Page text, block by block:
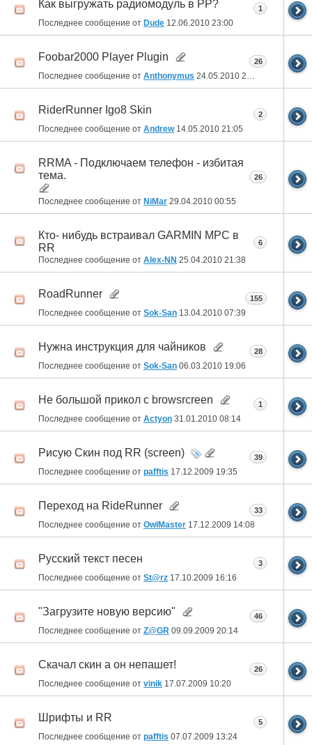
Как выгружать радиомодуль в РР?
Последнее сообщение от Dude 12.06.2010 23:00
1
Foobar2000 Player Plugin
Последнее сообщение от Anthonymus 24.05.2010 21:58
26
RiderRunner Igo8 Skin
Последнее сообщение от Andrew14.05.2010 21:05
2
RRMA - Подключаем телефон - избитая
тема.
Последнее сообщение от NiMar 29.04.2010 00:55
26
Кто- нибудь встраивал GARMIN MPC в
RR
Последнее сообщение от Alex-NN 25.04.2010 21:38
6
RoadRunner
Последнее сообщение от Sok-San 13.04.2010 07:39
155
Нужна инструкция для чайников
Последнее сообщение от Sok-San 06.03.2010 19:06
28
Не большой прикол c browsrcreen
Последнее сообщение от Actyon 31.01.2010 08:14
1
Рисую Скин под RR (screen)
Последнее сообщение от pafftis 17.12.2009 19:35
39
Переход на RideRunner
Последнее сообщение от OwlMaster 17.12.2009 14:08
33
Русский текст песен
Последнее сообщение от St@rz 17.10.2009 16:16
3
"Загрузите новую версию"
Последнее сообщение от Z@GR 09.09.2009 20:14
46
Скачал скин а он непашет!
Последнее сообщение от vinik 17.07.2009 10:20
26
Шрифты и RR
Последнее сообщение от pafftis 07.07.2009 13:24
5